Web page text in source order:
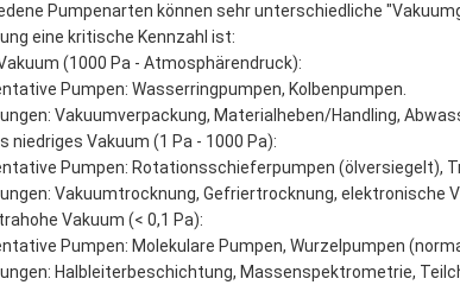
Pumpenarten können sehr unterschiedliche
eine kritische Kennzahl ist:
(1000 Pa - Atmosphärendruck):
Pumpen: Wasserringpumpen, Kolbenpumpen.
Vakuumverpackung, Materialheben/Handling,
niedriges Vakuum (1 Pa - 1000 Pa):
Pumpen: Rotationsschieferpumpen (ölversiegelt),
Vakuumtrocknung, Gefriertrocknung, elektronische
Vakuum (< 0,1 Pa):
Pumpen: Molekulare Pumpen, Wurzelpumpen
Halbleiterbeschichtung, Massenspektrometrie,